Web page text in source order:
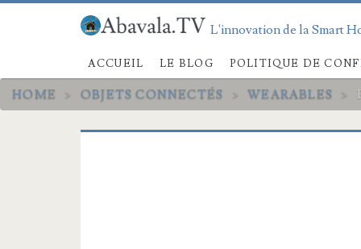
L'innovation de la Smart
ACCUEIL LE BLOG POLITIQUE DE
HOME > OBJETS CONNECTÉS > WEARABLES >